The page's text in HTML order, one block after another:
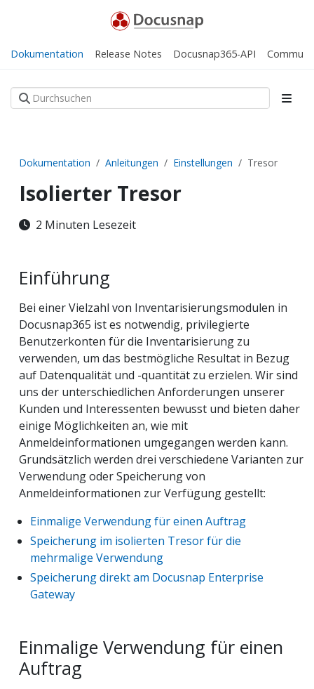
Dokumentation Release Notes Docusnap365-API
Dokumentation Anleitungen Einstellungen Tresor
Isolierter Tresor
2 Minuten Lesezeit
Einführung
Bei einer Vielzahl von Inventarisierungsmodulen in
Docusnap365 ist es notwendig, privilegierte
Benutzerkonten für die Inventarisierung zu
verwenden, um das bestmögliche Resultat in Bezug
auf Datenqualität und -quantität zu erzielen. Wir sind
uns der unterschiedlichen Anforderungen unserer
Kunden und Interessenten bewusst und bieten daher
einige Möglichkeiten an, wie mit
Anmeldeinformationen umgegangen werden kann.
Grundsätzlich werden drei verschiedene Varianten zur
Verwendung oder Speicherung von
Anmeldeinformationen zur Verfügung gestellt:
Einmalige Verwendung für einen Auftrag
Speicherung im isolierten Tresor für die
mehrmalige Verwendung
Speicherung direkt am Docusnap Enterprise
Gateway
Einmalige Verwendung für einen
Auftrag